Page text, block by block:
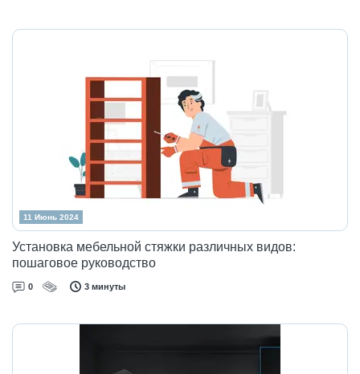
11 Июнь 2024
Установка мебельной стяжки различных видов:
пошаговое руководство
0 3 минуты